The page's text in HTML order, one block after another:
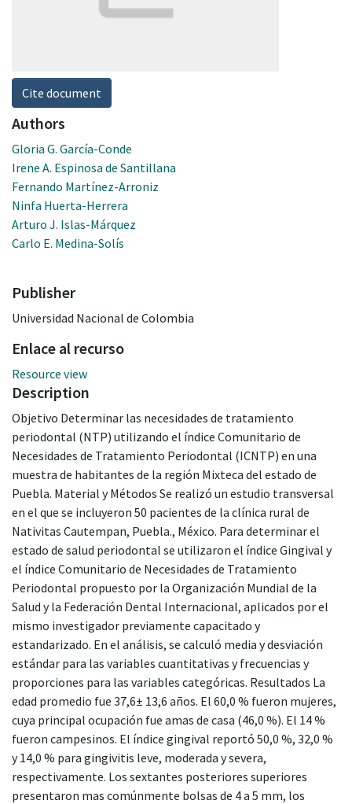
Cite document
Authors
Gloria G. García-Conde
Irene A. Espinosa de Santillana
Fernando Martínez-Arroniz
Ninfa Huerta-Herrera
Arturo J. Islas-Márquez
Carlo E. Medina-Solís
Publisher
Universidad Nacional de Colombia
Enlace al recurso
Resource view
Description
Objetivo Determinar las necesidades de tratamiento
periodontal (NTP) utilizando el índice Comunitario de
Necesidades de Tratamiento Periodontal (ICNTP) en una
muestra de habitantes de la región Mixteca del estado de
Puebla. Material y Métodos Se realizó un estudio transversal
en el que se incluyeron 50 pacientes de la clínica rural de
Nativitas Cautempan, Puebla., México. Para determinar el
estado de salud periodontal se utilizaron el índice Gingival y
el índice Comunitario de Necesidades de Tratamiento
Periodontal propuesto por la Organización Mundial de la
Salud y la Federación Dental Internacional, aplicados por el
mismo investigador previamente capacitado y
estandarizado. En el análisis, se calculó media y desviación
estándar para las variables cuantitativas y frecuencias y
proporciones para las variables categóricas. Resultados La
edad promedio fue 37,6± 13,6 años. El 60,0 % fueron mujeres,
cuya principal ocupación fue amas de casa (46,0 %). El 14 %
fueron campesinos. El índice gingival reportó 50,0 %, 32,0 %
y 14,0 % para gingivitis leve, moderada y severa,
respectivamente. Los sextantes posteriores superiores
presentaron mas comúnmente bolsas de 4 a 5 mm, los